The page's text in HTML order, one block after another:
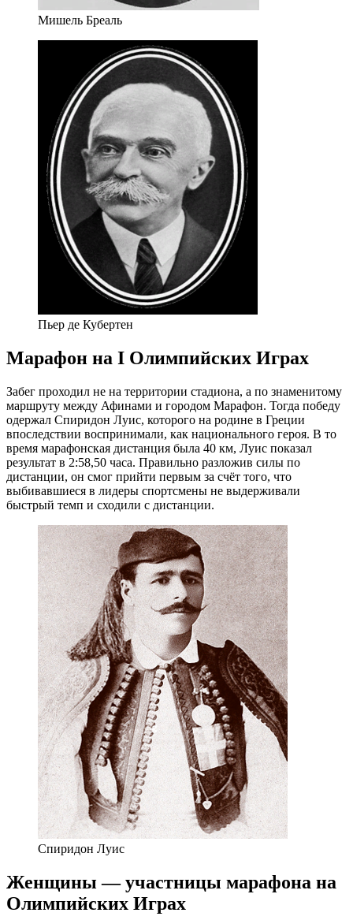
Мишель Бреаль
Пьер де Кубертен
Марафон на I Олимпийских Играх
Забег проходил не на территории стадиона, а по знаменитому
маршруту между Афинами и городом Марафон. Тогда победу
одержал Спиридон Луис, которого на родине в Греции
впоследствии воспринимали, как национального героя. В то
время марафонская дистанция была 40 км, Луис показал
результат в 2:58,50 часа. Правильно разложив силы по
дистанции, он смог прийти первым за счёт того, что
выбивавшиеся в лидеры спортсмены не выдерживали
быстрый темп и сходили с дистанции.
Спиридон Луис
Женщины — участницы марафона на
Олимпийских Играх